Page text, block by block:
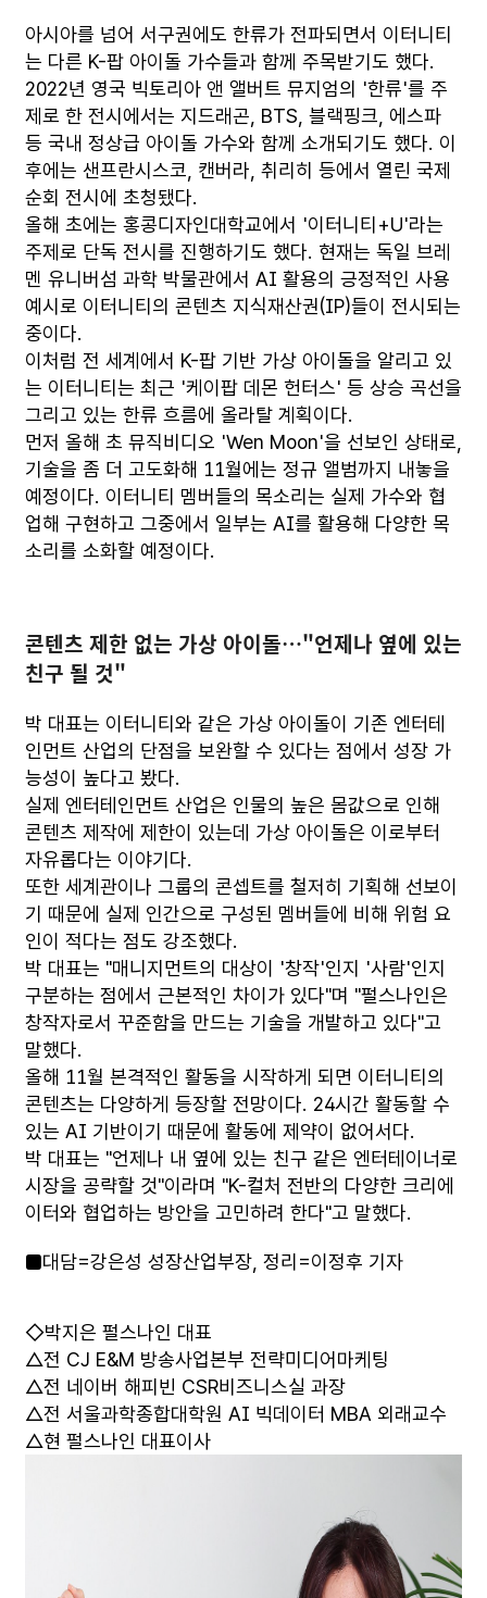
아시아를 넘어 서구권에도 한류가 전파되면서 이터니티
는 다른 K-팝 아이돌 가수들과 함께 주목받기도 했다.
2022년 영국 빅토리아 앤 앨버트 뮤지엄의 '한류'를 주
제로 한 전시에서는 지드래곤, BTS, 블랙핑크, 에스파
등 국내 정상급 아이돌 가수와 함께 소개되기도 했다. 이
후에는 샌프란시스코, 캔버라, 취리히 등에서 열린 국제
순회 전시에 초청됐다.
올해 초에는 홍콩디자인대학교에서 '이터니티+U'라는
주제로 단독 전시를 진행하기도 했다. 현재는 독일 브레
멘 유니버섬 과학 박물관에서 AI 활용의 긍정적인 사용
예시로 이터니티의 콘텐츠 지식재산권(IP)들이 전시되는
중이다.
이처럼 전 세계에서 K-팝 기반 가상 아이돌을 알리고 있
는 이터니티는 최근 '케이팝 데몬 헌터스' 등 상승 곡선을
그리고 있는 한류 흐름에 올라탈 계획이다.
먼저 올해 초 뮤직비디오 'Wen Moon'을 선보인 상태로,
기술을 좀 더 고도화해 11월에는 정규 앨범까지 내놓을
예정이다. 이터니티 멤버들의 목소리는 실제 가수와 협
업해 구현하고 그중에서 일부는 AI를 활용해 다양한 목
소리를 소화할 예정이다.
콘텐츠 제한 없는 가상 아이돌…"언제나 옆에 있는
친구 될 것"
박 대표는 이터니티와 같은 가상 아이돌이 기존 엔터테
인먼트 산업의 단점을 보완할 수 있다는 점에서 성장 가
능성이 높다고 봤다.
실제 엔터테인먼트 산업은 인물의 높은 몸값으로 인해
콘텐츠 제작에 제한이 있는데 가상 아이돌은 이로부터
자유롭다는 이야기다.
또한 세계관이나 그룹의 콘셉트를 철저히 기획해 선보이
기 때문에 실제 인간으로 구성된 멤버들에 비해 위험 요
인이 적다는 점도 강조했다.
박 대표는 "매니지먼트의 대상이 '창작'인지 '사람'인지
구분하는 점에서 근본적인 차이가 있다"며 "펄스나인은
창작자로서 꾸준함을 만드는 기술을 개발하고 있다"고
말했다.
올해 11월 본격적인 활동을 시작하게 되면 이터니티의
콘텐츠는 다양하게 등장할 전망이다. 24시간 활동할 수
있는 AI 기반이기 때문에 활동에 제약이 없어서다.
박 대표는 "언제나 내 옆에 있는 친구 같은 엔터테이너로
시장을 공략할 것"이라며 "K-컬처 전반의 다양한 크리에
이터와 협업하는 방안을 고민하려 한다"고 말했다.
■대담=강은성 성장산업부장, 정리=이정후 기자
◇박지은 펄스나인 대표
△전 CJ E&M 방송사업본부 전략미디어마케팅
△전 네이버 해피빈 CSR비즈니스실 과장
△전 서울과학종합대학원 AI 빅데이터 MBA 외래교수
△현 펄스나인 대표이사